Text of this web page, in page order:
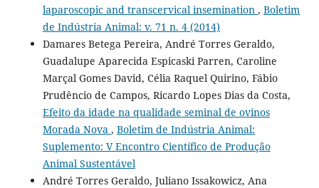
laparoscopic and transcervical insemination , Boletim
de Indústria Animal: v. 71 n. 4 (2014)
Damares Betega Pereira, André Torres Geraldo,
Guadalupe Aparecida Espicaski Parren, Caroline
Marçal Gomes David, Célia Raquel Quirino, Fábio
Prudêncio de Campos, Ricardo Lopes Dias da Costa,
Efeito da idade na qualidade seminal de ovinos
Morada Nova , Boletim de Indústria Animal:
Suplemento: V Encontro Científico de Produção
Animal Sustentável
André Torres Geraldo, Juliano Issakowicz, Ana